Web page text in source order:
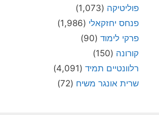
פוליטיקה (1,073)
פנחס יחזקאלי (1,986)
פרקי לימוד (90)
קורונה (150)
רלוונטיים תמיד (4,091)
שרית אונגר משיח (72)